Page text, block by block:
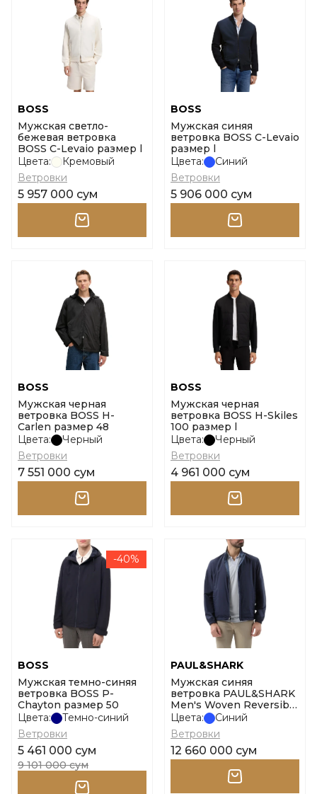
BOSS
Мужская светло-
бежевая ветровка
BOSS C-Levaio размер l
Цвета:
Кремовый
Ветровки
5 957 000 сум
BOSS
Мужская синяя
ветровка BOSS C-Levaio
размер l
Цвета:
Синий
Ветровки
5 906 000 сум
BOSS
Мужская черная
ветровка BOSS H-
Carlen размер 48
Цвета:
Черный
Ветровки
7 551 000 сум
BOSS
Мужская черная
ветровка BOSS H-Skiles
100 размер l
Цвета:
Черный
Ветровки
4 961 000 сум
-40%
BOSS
Мужская темно-синяя
ветровка BOSS P-
Chayton размер 50
Цвета:
Темно-синий
Ветровки
5 461 000 сум
9 101 000 сум
PAUL&SHARK
Мужская синяя
ветровка PAUL&SHARK
Men's Woven Reversible
Jacket размер l
Цвета:
Синий
Ветровки
12 660 000 сум